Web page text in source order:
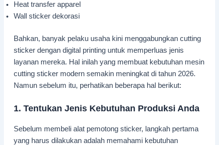
Heat transfer apparel
Wall sticker dekorasi
Bahkan, banyak pelaku usaha kini menggabungkan cutting
sticker dengan digital printing untuk memperluas jenis
layanan mereka. Hal inilah yang membuat kebutuhan mesin
cutting sticker modern semakin meningkat di tahun 2026.
Namun sebelum itu, perhatikan beberapa hal berikut:
1. Tentukan Jenis Kebutuhan Produksi Anda
Sebelum membeli alat pemotong sticker, langkah pertama
yang harus dilakukan adalah memahami kebutuhan